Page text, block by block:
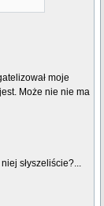
moje
Może nie nie ma
słyszeliście?...